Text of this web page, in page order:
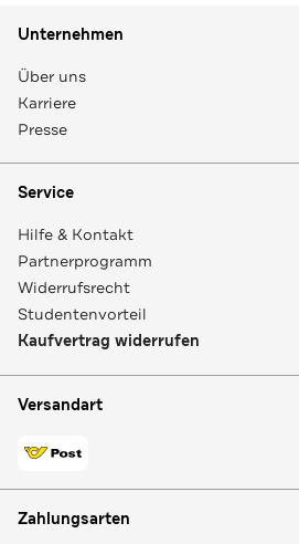
Unternehmen
Über uns
Karriere
Presse
Service
Hilfe & Kontakt
Partnerprogramm
Widerrufsrecht
Studentenvorteil
Kaufvertrag widerrufen
Versandart
Zahlungsarten